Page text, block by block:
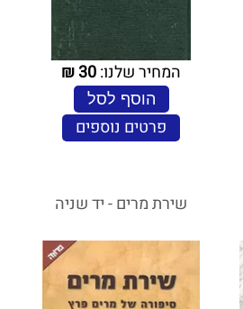
המחיר שלנו:30
₪
הוסף לסל
פרטים נוספים
שירת מרים - יד שניה